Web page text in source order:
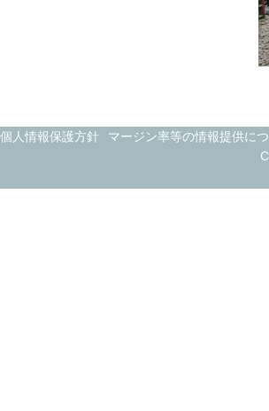
個人情報保護方針
マージン率等の情報提供に